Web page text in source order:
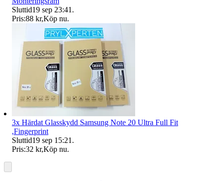
Sluttid19 sep 23:41 .
Pris:88 kr,Köp nu.
3x Härdat Glasskydd Samsung Note 20 Ultra Full Fit
,Fingerprint
Sluttid19 sep 15:21 .
Pris:32 kr,Köp nu.